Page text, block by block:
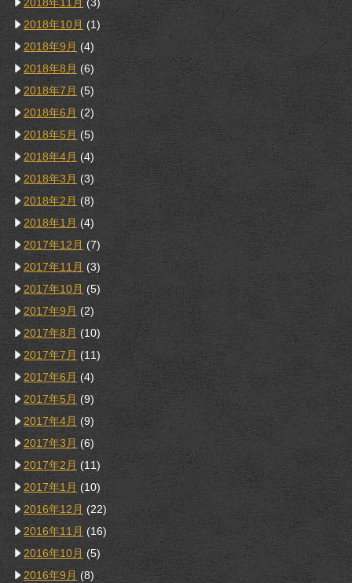
2018年11月 (3)
2018年10月 (1)
2018年9月 (4)
2018年8月 (6)
2018年7月 (5)
2018年6月 (2)
2018年5月 (5)
2018年4月 (4)
2018年3月 (3)
2018年2月 (8)
2018年1月 (4)
2017年12月 (7)
2017年11月 (3)
2017年10月 (5)
2017年9月 (2)
2017年8月 (10)
2017年7月 (11)
2017年6月 (4)
2017年5月 (9)
2017年4月 (9)
2017年3月 (6)
2017年2月 (11)
2017年1月 (10)
2016年12月 (22)
2016年11月 (16)
2016年10月 (5)
2016年9月 (8)